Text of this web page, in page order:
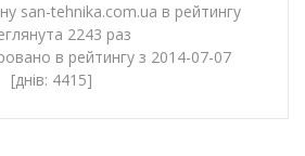
san-tehnika.com.ua в рейтингу
2243 раз
в рейтингу з 2014-07-07
[днів: 4415]